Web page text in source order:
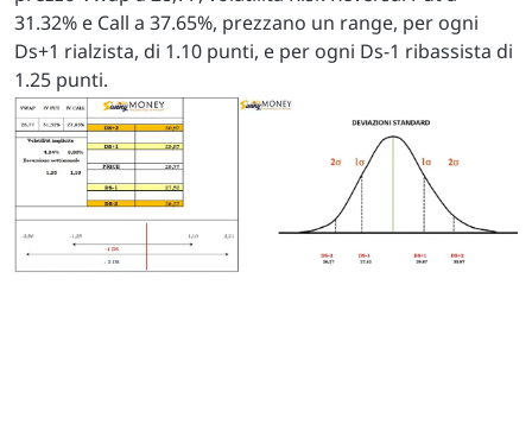
31.32% e Call a 37.65%, prezzano un range, per ogni
Ds+1 rialzista, di 1.10 punti, e per ogni Ds-1 ribassista di
1.25 punti.